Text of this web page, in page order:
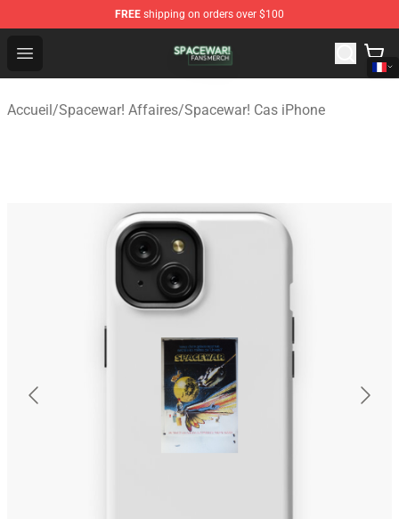
FREE shipping on orders over $100
Open menu
Spacewar! Shop - Official Spacewar! Merchandise Store
Accueil/Spacewar! Affaires/Spacewar! Cas iPhone